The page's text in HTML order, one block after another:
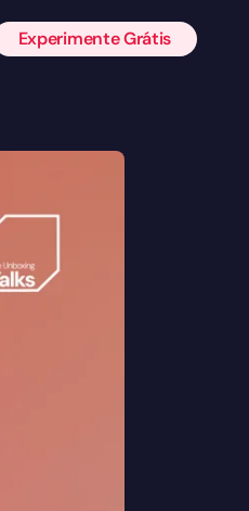
para pesquisar
Experimente Grátis